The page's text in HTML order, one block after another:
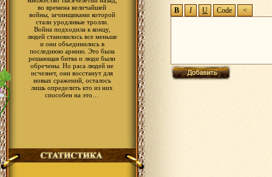
во времена величайшей
войны, зачинщиками которой
стали уродливые тролли.
Война подходила к концу,
людей становилось все меньше
и они объединились в
последнюю армию. Это была
решающая битва и люди были
обречены. Но раса людей не
исчезнет, они восстанут для
новых сражений, осталось
лишь определить кто из них
способен на это…